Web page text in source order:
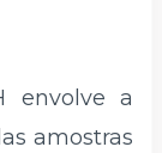
envolve a
amostras